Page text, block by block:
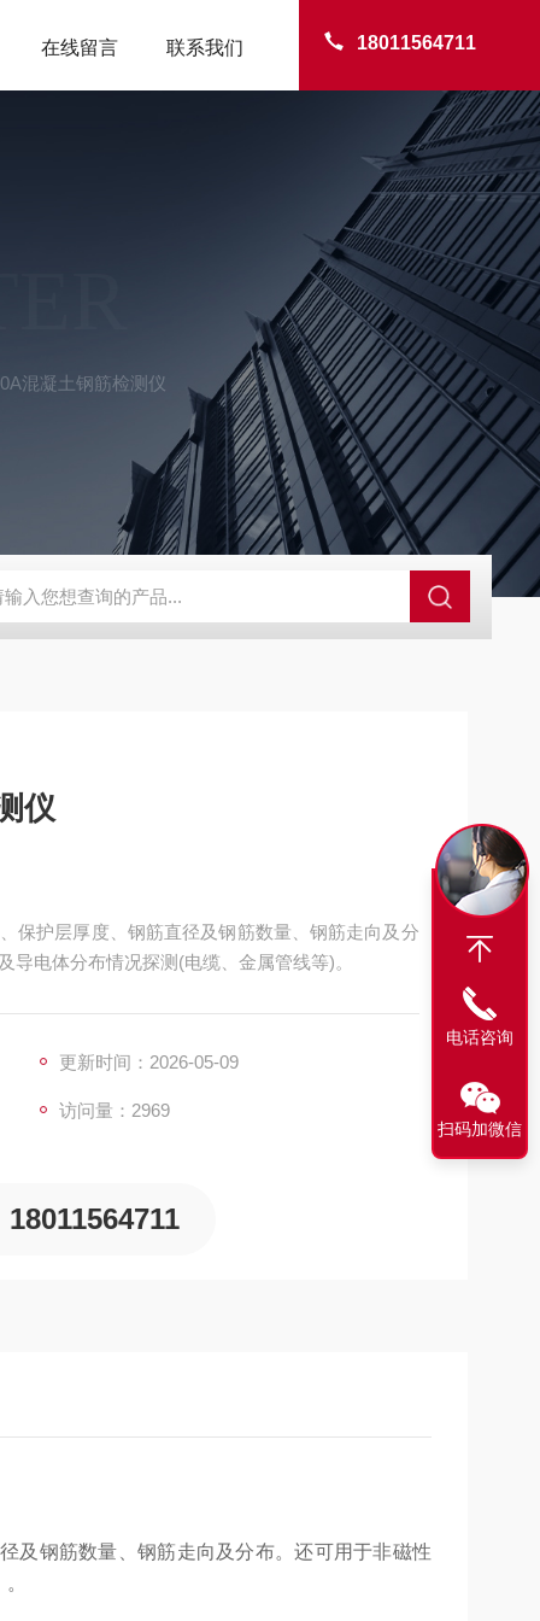
18011564711
在线留言 联系我们
混凝土钢筋检测仪
SBD-100B SBD-100D成都漏氯报警仪 漏氯报警器 漏氯检测仪
仪
保护层厚度、钢筋直径及钢筋数量、钢筋走向及分
电体分布情况探测(电缆、金属管线等)。
更新时间：2026-05-09
访问量：2969
18011564711
及钢筋数量、钢筋走向及分布。还可用于非磁性
。
电话咨询
扫码加微信